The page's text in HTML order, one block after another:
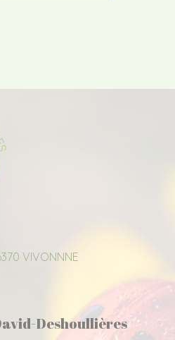
VIVONNNE
Deshoullières